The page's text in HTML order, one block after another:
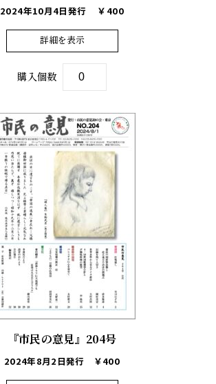
2024年10月4日発行 ￥400
詳細を表示
購入個数
『市民の意見』204号
2024年8月2日発行 ￥400